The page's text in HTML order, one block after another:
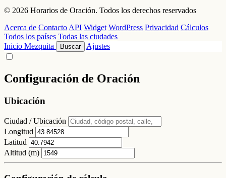
© 2026 Horarios de Oración. Todos los derechos reservados
Acerca de Contacto API Widget WordPress Privacidad Cálculos
Todos los países Todas las ciudades
Inicio Mezquita Buscar Ajustes
Configuración de Oración
Ubicación
Ciudad / Ubicación
Longitud
Latitud
Altitud (m)